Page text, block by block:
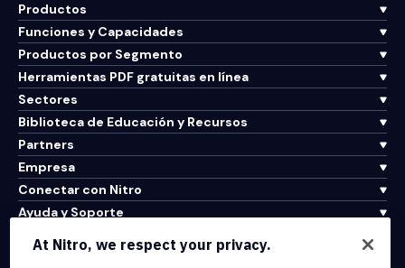
Productos
Funciones y Capacidades
Productos por Segmento
Herramientas PDF gratuitas en línea
Sectores
Biblioteca de Educación y Recursos
Partners
Empresa
Conectar con Nitro
Ayuda y Soporte
At Nitro, we respect your privacy.